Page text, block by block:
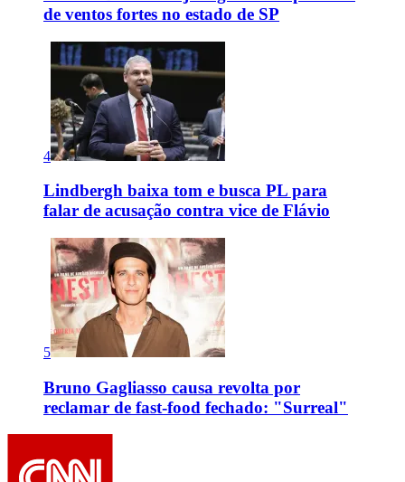
de ventos fortes no estado de SP
4
Lindbergh baixa tom e busca PL para
falar de acusação contra vice de Flávio
5
Bruno Gagliasso causa revolta por
reclamar de fast-food fechado: "Surreal"